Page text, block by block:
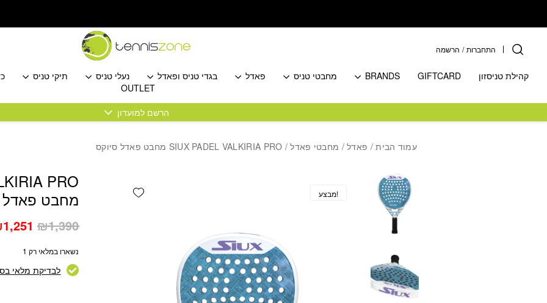
התחברות / הרשמה
קהילת טניסזון GIFTCARD
BRANDS מחבטי טניס פאדל בגדי טניס ופאדל נעלי טניס תיקי טניס
OUTLET
הרשם למועדון
עמוד הבית/ פאדל/ מחבטי פאדל/ SIUX PADEL VALKIRIA PRO מחבט פאדל סיוקס
PRO
מחבט פאדל
₪1,390
היה:
1,251
נשארו במלאי רק 1
לבדיקת מלאי
מבצע! Add wishlist